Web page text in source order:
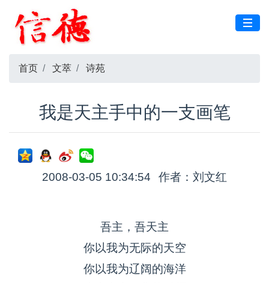
首页 文萃 诗苑
我是天主手中的一支画笔
2008-03-05 10:34:54 作者：刘文红
吾主，吾天主
你以我为无际的天空
你以我为辽阔的海洋